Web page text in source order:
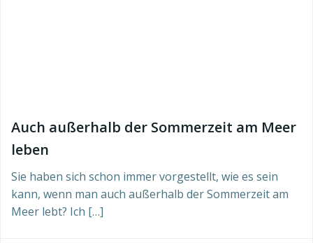
Auch außerhalb der Sommerzeit am Meer
leben
Sie haben sich schon immer vorgestellt, wie es sein
kann, wenn man auch außerhalb der Sommerzeit am
Meer lebt? Ich […]